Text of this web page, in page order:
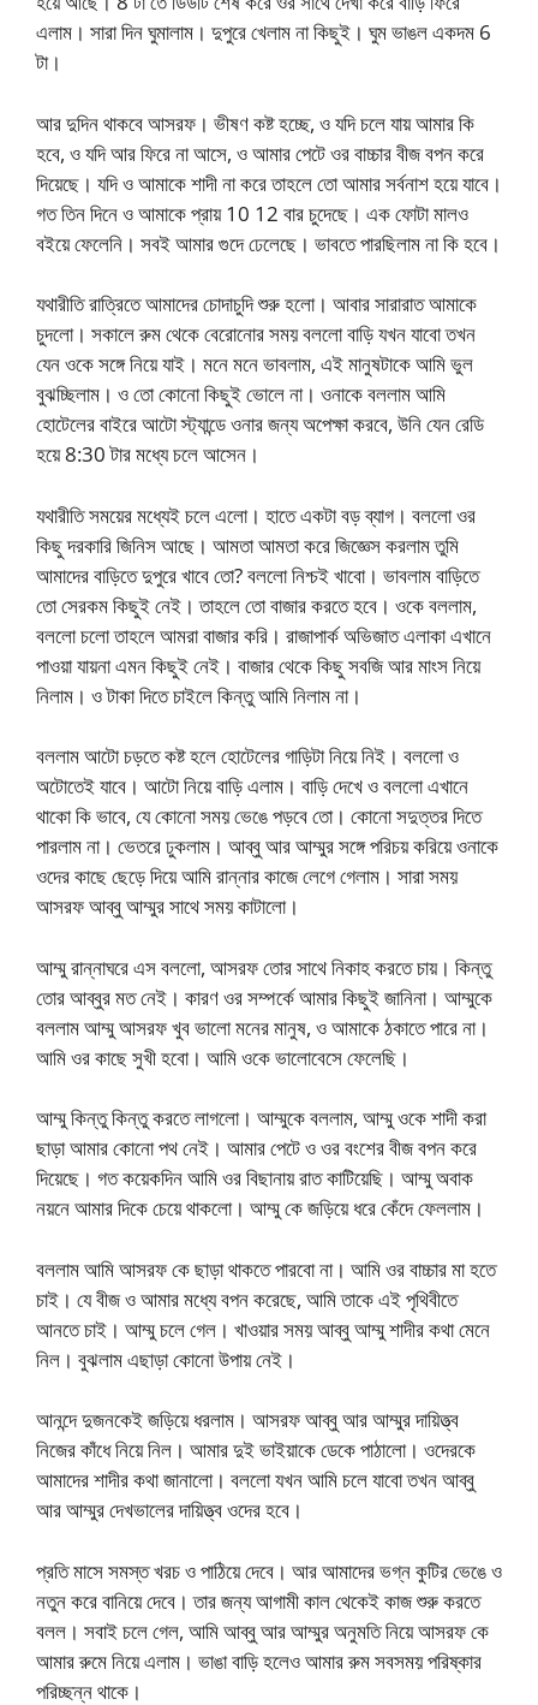
এলাম। সারা দিন ঘুমালাম। দুপুরে খেলাম না কিছুই। ঘুম ভাঙল একদম 6
টা।
আর দুদিন থাকবে আসরফ। ভীষণ কষ্ট হচ্ছে, ও যদি চলে যায় আমার কি
হবে, ও যদি আর ফিরে না আসে, ও আমার পেটে ওর বাচ্চার বীজ বপন করে
দিয়েছে। যদি ও আমাকে শাদী না করে তাহলে তো আমার সর্বনাশ হয়ে যাবে।
গত তিন দিনে ও আমাকে প্রায় 10 12 বার চুদেছে। এক ফোটা মালও
বইয়ে ফেলেনি। সবই আমার গুদে ঢেলেছে। ভাবতে পারছিলাম না কি হবে।
যথারীতি রাত্রিতে আমাদের চোদাচুদি শুরু হলো। আবার সারারাত আমাকে
চুদলো। সকালে রুম থেকে বেরোনোর সময় বললো বাড়ি যখন যাবো তখন
যেন ওকে সঙ্গে নিয়ে যাই। মনে মনে ভাবলাম, এই মানুষটাকে আমি ভুল
বুঝচ্ছিলাম। ও তো কোনো কিছুই ভোলে না। ওনাকে বললাম আমি
হোটেলের বাইরে আটো স্ট্যান্ডে ওনার জন্য অপেক্ষা করবে, উনি যেন রেডি
হয়ে 8:30 টার মধ্যে চলে আসেন।
যথারীতি সময়ের মধ্যেই চলে এলো। হাতে একটা বড় ব্যাগ। বললো ওর
কিছু দরকারি জিনিস আছে। আমতা আমতা করে জিজ্ঞেস করলাম তুমি
আমাদের বাড়িতে দুপুরে খাবে তো? বললো নিশ্চই খাবো। ভাবলাম বাড়িতে
তো সেরকম কিছুই নেই। তাহলে তো বাজার করতে হবে। ওকে বললাম,
বললো চলো তাহলে আমরা বাজার করি। রাজাপার্ক অভিজাত এলাকা এখানে
পাওয়া যায়না এমন কিছুই নেই। বাজার থেকে কিছু সবজি আর মাংস নিয়ে
নিলাম। ও টাকা দিতে চাইলে কিন্তু আমি নিলাম না।
বললাম আটো চড়তে কষ্ট হলে হোটেলের গাড়িটা নিয়ে নিই। বললো ও
অটোতেই যাবে। আটো নিয়ে বাড়ি এলাম। বাড়ি দেখে ও বললো এখানে
থাকো কি ভাবে, যে কোনো সময় ভেঙে পড়বে তো। কোনো সদুত্তর দিতে
পারলাম না। ভেতরে ঢুকলাম। আব্বু আর আম্মুর সঙ্গে পরিচয় করিয়ে ওনাকে
ওদের কাছে ছেড়ে দিয়ে আমি রান্নার কাজে লেগে গেলাম। সারা সময়
আসরফ আব্বু আম্মুর সাথে সময় কাটালো।
আম্মু রান্নাঘরে এস বললো, আসরফ তোর সাথে নিকাহ করতে চায়। কিন্তু
তোর আব্বুর মত নেই। কারণ ওর সম্পর্কে আমার কিছুই জানিনা। আম্মুকে
বললাম আম্মু আসরফ খুব ভালো মনের মানুষ, ও আমাকে ঠকাতে পারে না।
আমি ওর কাছে সুখী হবো। আমি ওকে ভালোবেসে ফেলেছি।
আম্মু কিন্তু কিন্তু করতে লাগলো। আম্মুকে বললাম, আম্মু ওকে শাদী করা
ছাড়া আমার কোনো পথ নেই। আমার পেটে ও ওর বংশের বীজ বপন করে
দিয়েছে। গত কয়েকদিন আমি ওর বিছানায় রাত কাটিয়েছি। আম্মু অবাক
নয়নে আমার দিকে চেয়ে থাকলো। আম্মু কে জড়িয়ে ধরে কেঁদে ফেললাম।
বললাম আমি আসরফ কে ছাড়া থাকতে পারবো না। আমি ওর বাচ্চার মা হতে
চাই। যে বীজ ও আমার মধ্যে বপন করেছে, আমি তাকে এই পৃথিবীতে
আনতে চাই। আম্মু চলে গেল। খাওয়ার সময় আব্বু আম্মু শাদীর কথা মেনে
নিল। বুঝলাম এছাড়া কোনো উপায় নেই।
আনন্দে দুজনকেই জড়িয়ে ধরলাম। আসরফ আব্বু আর আম্মুর দায়িত্ত্ব
নিজের কাঁধে নিয়ে নিল। আমার দুই ভাইয়াকে ডেকে পাঠালো। ওদেরকে
আমাদের শাদীর কথা জানালো। বললো যখন আমি চলে যাবো তখন আব্বু
আর আম্মুর দেখভালের দায়িত্ত্ব ওদের হবে।
প্রতি মাসে সমস্ত খরচ ও পাঠিয়ে দেবে। আর আমাদের ভগ্ন কুটির ভেঙে ও
নতুন করে বানিয়ে দেবে। তার জন্য আগামী কাল থেকেই কাজ শুরু করতে
বলল। সবাই চলে গেল, আমি আব্বু আর আম্মুর অনুমতি নিয়ে আসরফ কে
আমার রুমে নিয়ে এলাম। ভাঙা বাড়ি হলেও আমার রুম সবসময় পরিষ্কার
পরিচ্ছন্ন থাকে।